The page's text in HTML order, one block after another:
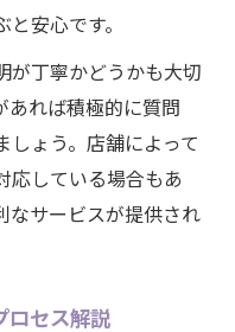
安心です。
が丁寧かどうかも大切
あれば積極的に質問
しょう。店舗によって
応している場合もあ
なサービスが提供され
ロセス解説